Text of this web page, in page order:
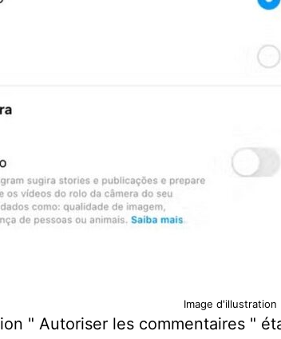
Image
" Autoriser les commentaires "